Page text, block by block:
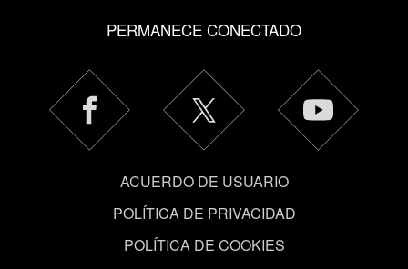
cookies y podrás modificar tus preferencias al respecto
en el menú «Ajustes» de más abajo.
PERMANECE CONECTADO
ACUERDO DE USUARIO
POLÍTICA DE PRIVACIDAD
POLÍTICA DE COOKIES